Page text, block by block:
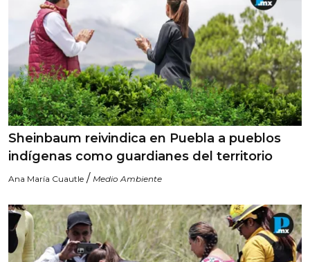
Sheinbaum reivindica en Puebla a pueblos
indígenas como guardianes del territorio
Ana María Cuautle / Medio Ambiente